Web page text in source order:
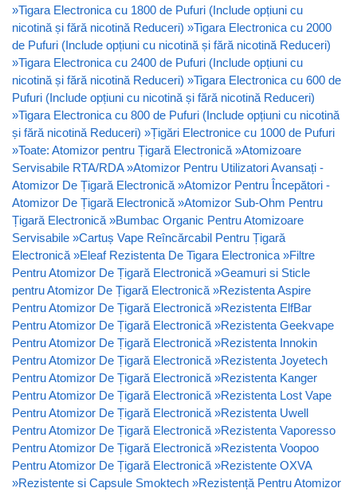
»Tigara Electronica cu 1800 de Pufuri (Include opțiuni cu
nicotină și fără nicotină Reduceri) »Tigara Electronica cu 2000
de Pufuri (Include opțiuni cu nicotină și fără nicotină Reduceri)
»Tigara Electronica cu 2400 de Pufuri (Include opțiuni cu
nicotină și fără nicotină Reduceri) »Tigara Electronica cu 600 de
Pufuri (Include opțiuni cu nicotină și fără nicotină Reduceri)
»Tigara Electronica cu 800 de Pufuri (Include opțiuni cu nicotină
și fără nicotină Reduceri) »Țigări Electronice cu 1000 de Pufuri
»Toate: Atomizor pentru Țigară Electronică »Atomizoare
Servisabile RTA/RDA »Atomizor Pentru Utilizatori Avansați -
Atomizor De Țigară Electronică »Atomizor Pentru Începători -
Atomizor De Țigară Electronică »Atomizor Sub-Ohm Pentru
Țigară Electronică »Bumbac Organic Pentru Atomizoare
Servisabile »Cartuș Vape Reîncărcabil Pentru Țigară
Electronică »Eleaf Rezistenta De Tigara Electronica »Filtre
Pentru Atomizor De Țigară Electronică »Geamuri si Sticle
pentru Atomizor De Țigară Electronică »Rezistenta Aspire
Pentru Atomizor De Țigară Electronică »Rezistenta ElfBar
Pentru Atomizor De Țigară Electronică »Rezistenta Geekvape
Pentru Atomizor De Țigară Electronică »Rezistenta Innokin
Pentru Atomizor De Țigară Electronică »Rezistenta Joyetech
Pentru Atomizor De Țigară Electronică »Rezistenta Kanger
Pentru Atomizor De Țigară Electronică »Rezistenta Lost Vape
Pentru Atomizor De Țigară Electronică »Rezistenta Uwell
Pentru Atomizor De Țigară Electronică »Rezistenta Vaporesso
Pentru Atomizor De Țigară Electronică »Rezistenta Voopoo
Pentru Atomizor De Țigară Electronică »Rezistente OXVA
»Rezistente si Capsule Smoktech »Rezistență Pentru Atomizor